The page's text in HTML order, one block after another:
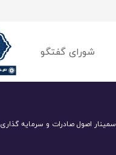
شورای گفتگو
سمینار اصول صادرات و سرمایه